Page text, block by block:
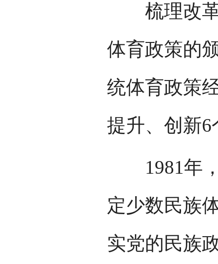
梳理改革
体育政策的
统体育政策
提升、创新
1981年，
定少数民族
实党的民族